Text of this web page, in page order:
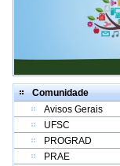
Comunidade
Avisos Gerais
UFSC
PROGRAD
PRAE